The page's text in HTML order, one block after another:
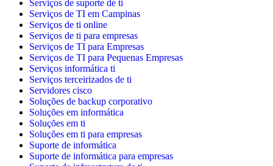
Serviços de suporte de ti
Serviços de TI em Campinas
Serviços de ti online
Serviços de ti para empresas
Serviços de TI para Empresas
Serviços de TI para Pequenas Empresas
Serviços informática ti
Serviços terceirizados de ti
Servidores cisco
Soluções de backup corporativo
Soluções em informática
Soluções em ti
Soluções em ti para empresas
Suporte de informática
Suporte de informática para empresas